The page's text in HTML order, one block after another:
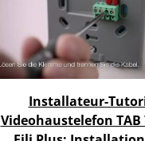
Installateur-
Videohaustelefon TAB